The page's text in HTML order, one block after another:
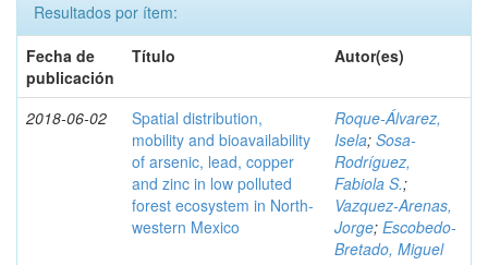
Resultados por ítem:
Fecha de
publicación
Título Autor(es)
2018-06-02
Spatial distribution,
mobility and bioavailability
of arsenic, lead, copper
and zinc in low polluted
forest ecosystem in North-
western Mexico
Roque-Álvarez,
Isela; Sosa-
Rodríguez,
Fabiola S.;
Vazquez-Arenas,
Jorge; Escobedo-
Bretado, Miguel